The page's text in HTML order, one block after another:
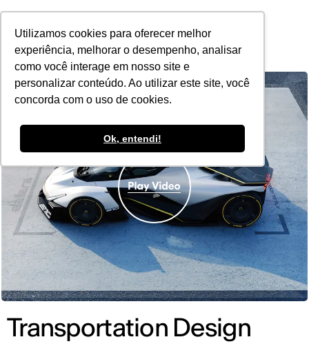
Utilizamos cookies para oferecer melhor
experiência, melhorar o desempenho, analisar
como você interage em nosso site e
personalizar conteúdo. Ao utilizar este site, você
concorda com o uso de cookies.
Ok, entendi!
POR
Transportation Design